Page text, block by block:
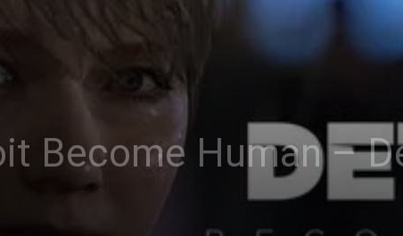
Become Human –